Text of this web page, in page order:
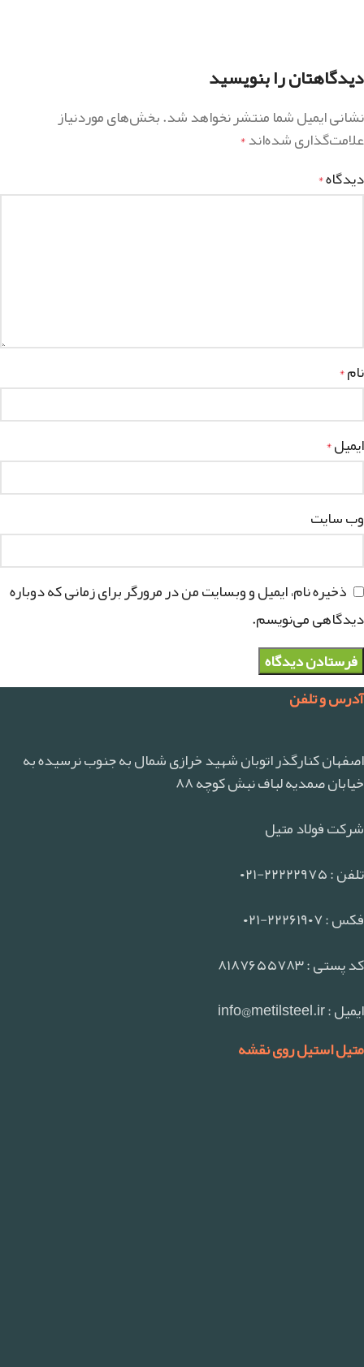
دیدگاهتان را بنویسید
نشانی ایمیل شما منتشر نخواهد شد.بخش‌های موردنیاز
علامت‌گذاری شده‌اند*
دیدگاه*
نام*
ایمیل*
وب‌ سایت
ذخیره نام، ایمیل و وبسایت من در مرورگر برای زمانی که دوباره
دیدگاهی می‌نویسم.
آدرس و تلفن
اصفهان کنارگذر اتوبان شهید خرازی شمال به جنوب نرسیده به
خیابان صمدیه لباف نبش کوچه ۸۸
شرکت فولاد متیل
تلفن : ۲۲۲۲۲۹۷۵-۰۲۱
فکس : ۲۲۲۶۱۹۰۷-۰۲۱
کد پستی : ۸۱۸۷۶۵۵۷۸۳
ایمیل : info@metilsteel.ir
متیل استیل روی نقشه